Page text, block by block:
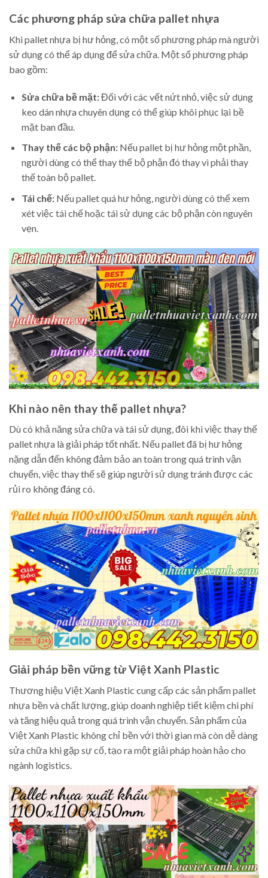
Các phương pháp sửa chữa pallet nhựa
Khi pallet nhựa bị hư hỏng, có một số phương pháp mà người
sử dụng có thể áp dụng để sửa chữa. Một số phương pháp
bao gồm:
Sửa chữa bề mặt:Đối với các vết nứt nhỏ, việc sử dụng
keo dán nhựa chuyên dụng có thể giúp khôi phục lại bề
mặt ban đầu.
Thay thế các bộ phận:Nếu pallet bị hư hỏng một phần,
người dùng có thể thay thế bộ phận đó thay vì phải thay
thế toàn bộ pallet.
Tái chế:Nếu pallet quá hư hỏng, người dùng có thể xem
xét việc tái chế hoặc tái sử dụng các bộ phận còn nguyên
vẹn.
Khi nào nên thay thế pallet nhựa?
Dù có khả năng sửa chữa và tái sử dụng, đôi khi việc thay thế
pallet nhựa là giải pháp tốt nhất. Nếu pallet đã bị hư hỏng
nặng dẫn đến không đảm bảo an toàn trong quá trình vận
chuyển, việc thay thế sẽ giúp người sử dụng tránh được các
rủi ro không đáng có.
Giải pháp bền vững từ Việt Xanh Plastic
Thương hiệu Việt Xanh Plastic cung cấp các sản phẩm pallet
nhựa bền và chất lượng, giúp doanh nghiệp tiết kiệm chi phí
và tăng hiệu quả trong quá trình vận chuyển. Sản phẩm của
Việt Xanh Plastic không chỉ bền với thời gian mà còn dễ dàng
sửa chữa khi gặp sự cố, tạo ra một giải pháp hoàn hảo cho
ngành logistics.